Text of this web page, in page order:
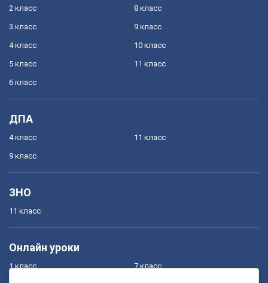
2 класс
3 класс
4 класс
5 класс
6 класс
8 класс
9 класс
10 класс
11 класс
ДПА
4 класс
9 класс
11 класс
ЗНО
11 класс
Онлайн уроки
1 класс 7 класс